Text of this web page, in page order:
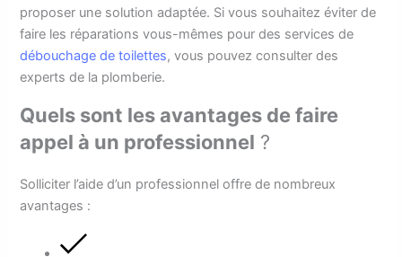
proposer une solution adaptée. Si vous souhaitez éviter de
faire les réparations vous-mêmes pour des services de
débouchage de toilettes, vous pouvez consulter des
experts de la plomberie.
Quels sont les avantages de faire
appel à un professionnel ?
Solliciter l’aide d’un professionnel offre de nombreux
avantages :